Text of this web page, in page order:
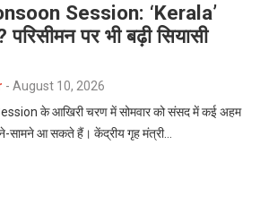
Session: ‘Kerala’
पर भी बढ़ी सियासी
- August 10, 2026
के आखिरी चरण में सोमवार को संसद में कई अहम
सामने आ सकते हैं। केंद्रीय गृह मंत्री…